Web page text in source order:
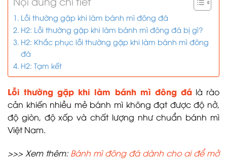
Lỗi thường gặp khi làm bánh mì đông đá
H2: Lỗi thường gặp khi làm bánh mì đông đá bị gì?
H2: Khắc phục lỗi thường gặp khi làm bánh mì đông
đá
H2: Tạm kết
Lỗi thường gặp khi làm bánh mì đông đálà rào
cản khiến nhiều mẻ bánh mì không đạt được độ nở,
độ giòn, độ xốp và chất lượng như chuẩn bánh mì
Việt Nam.
>>> Xem thêm: Bánh mì đông đá dành cho ai để mở